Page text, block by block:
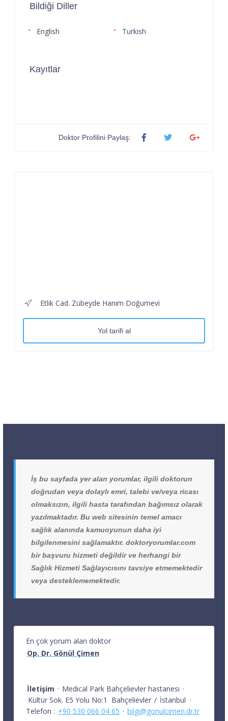
Bildiği Diller
English Turkish
Kayıtlar
Doktor Profilini Paylaş:
Etlik Cad. Zübeyde Hanım Doğumevi
Yol tarifi al
İş bu sayfada yer alan yorumlar, ilgili doktorun
doğrudan veya dolaylı emri, talebi ve/veya ricası
olmaksızın, ilgili hasta tarafından bağımsız olarak
yazılmaktadır. Bu web sitesinin temel amacı
sağlık alanında kamuoyunun daha iyi
bilgilenmesini sağlamaktır. doktoryorumlar.com
bir başvuru hizmeti değildir ve herhangi bir
Sağlık Hizmeti Sağlayıcısını tavsiye etmemektedir
veya desteklememektedir.
En çok yorum alan doktor
Op. Dr. Gönül Çimen
İletişim · Medical Park Bahçelievler hastanesi ·
Kültür Sok. E5 Yolu No:1
Bahçelievler / İstanbul ·
Telefon : +90 530 066 04 65 · bilgi@gonulcimen.dr.tr